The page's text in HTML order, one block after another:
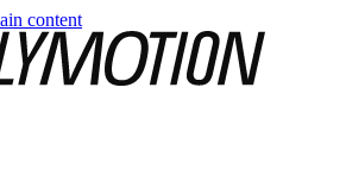
content